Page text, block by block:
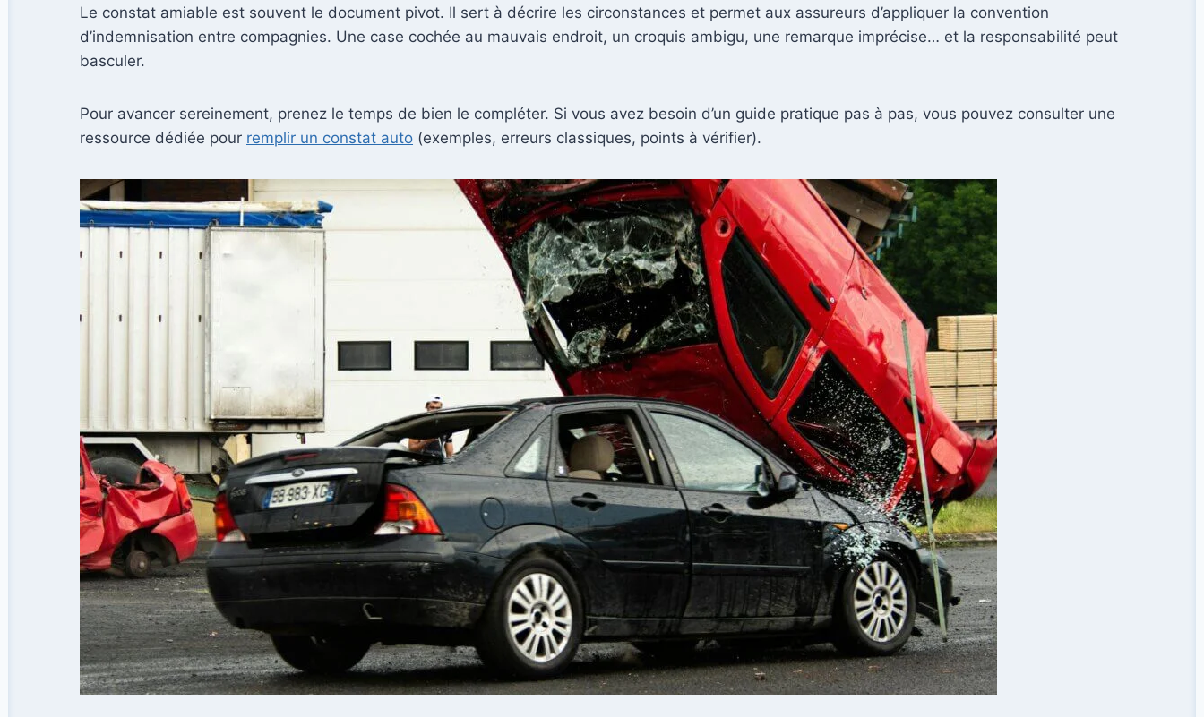
Le constat amiable est souvent le document pivot. Il sert à décrire les circonstances et permet aux assureurs d’appliquer la convention
d’indemnisation entre compagnies. Une case cochée au mauvais endroit, un croquis ambigu, une remarque imprécise… et la responsabilité peut
basculer.
Pour avancer sereinement, prenez le temps de bien le compléter. Si vous avez besoin d’un guide pratique pas à pas, vous pouvez consulter une
ressource dédiée pour remplir un constat auto (exemples, erreurs classiques, points à vérifier).